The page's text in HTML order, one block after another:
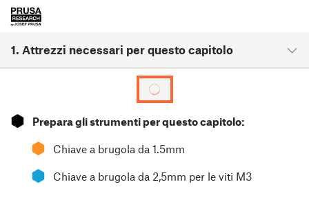
1. Attrezzi necessari per questo capitolo
⬢ Prepara gli strumenti per questo capitolo:
⬢ Chiave a brugola da 1.5mm
⬢ Chiave a brugola da 2,5mm per le viti M3